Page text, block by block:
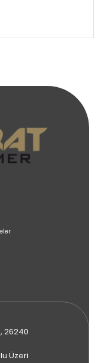
26240
Üzeri